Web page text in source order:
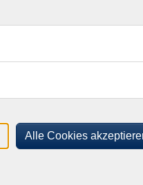
Alle Cookies